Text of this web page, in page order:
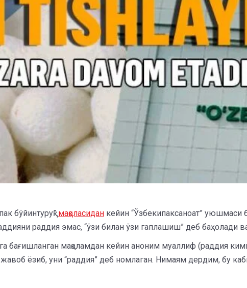
бўйинтуруқ”мақоласидан кейин “Ўзбекипаксаноат” уюшмаси
раддия эмас, “ўзи билан ўзи гаплашиш” деб баҳолади
бағишланган мақоламдан кейин аноним муаллиф (раддия
ёзиб, уни “раддия” деб номлаган. Нимаям дердим, бу